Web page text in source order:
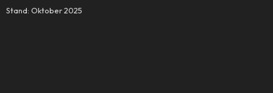
Stand: Oktober 2025